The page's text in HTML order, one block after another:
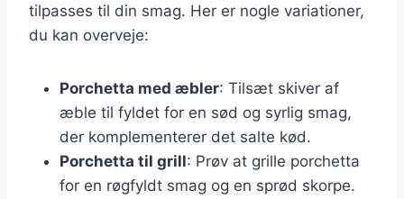
tilpasses til din smag. Her er nogle variationer,
du kan overveje:
Porchetta med æbler: Tilsæt skiver af
æble til fyldet for en sød og syrlig smag,
der komplementerer det salte kød.
Porchetta til grill: Prøv at grille porchetta
for en røgfyldt smag og en sprød skorpe.